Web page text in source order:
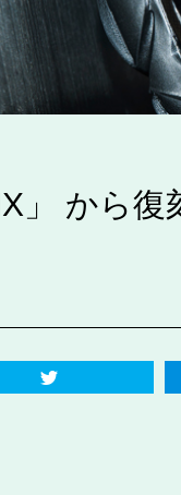
」 から復